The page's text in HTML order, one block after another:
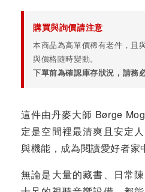
購買與詢價請注意
本商品為高單價稀有老件，且
與價格隨時變動。
下單前為確認庫存狀況，請務
這件由丹麥大師 Børge
定是空間裡最清爽且安定
與機能，成為閱讀愛好者家
無論是大量的藏書、日常